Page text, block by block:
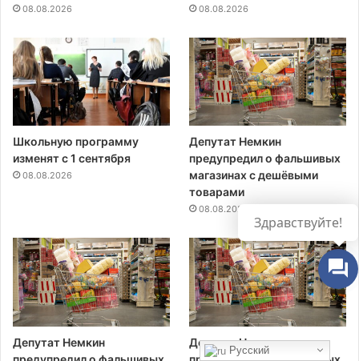
08.08.2026 08.08.2026
Школьную программу
изменят с 1 сентября
08.08.2026
Депутат Немкин
предупредил о фальшивых
магазинах с дешёвыми
товарами
08.08.2026
Депутат Немкин
Депутат Немкин
Русский
Здравствуйте!